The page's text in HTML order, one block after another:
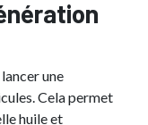
une
Cela permet
huile et